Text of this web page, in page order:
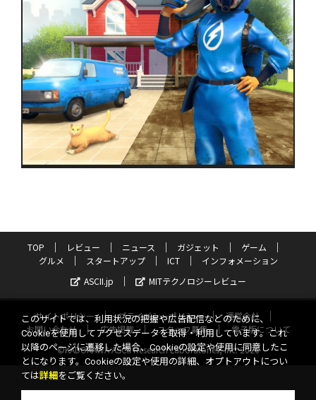
TOP レビュー ニュース ガジェット
ゲーム
グルメ
スタートアップ ICT
インフォメーション
ASCII.jp
MITテクノロジーレビュー
サイトポリシー プライバシーポリシー
運営会社
お問い合わせ
広告掲載 スタッフ募集
電子版について
©KADOKAWA ASCII Research Laboratories, Inc. 2026
このサイトでは、利用状況の把握や広告配信などのために、
Cookieを使用してアクセスデータを取得・利用しています。これ
以降のページに遷移した場合、Cookieの設定や使用に同意したこ
とになります。Cookieの設定や使用の詳細、オプトアウトについ
ては詳細 をご覧ください。